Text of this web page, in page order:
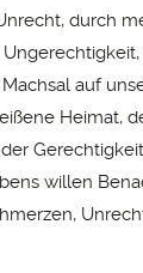
durch
auf
Heimat,
willen